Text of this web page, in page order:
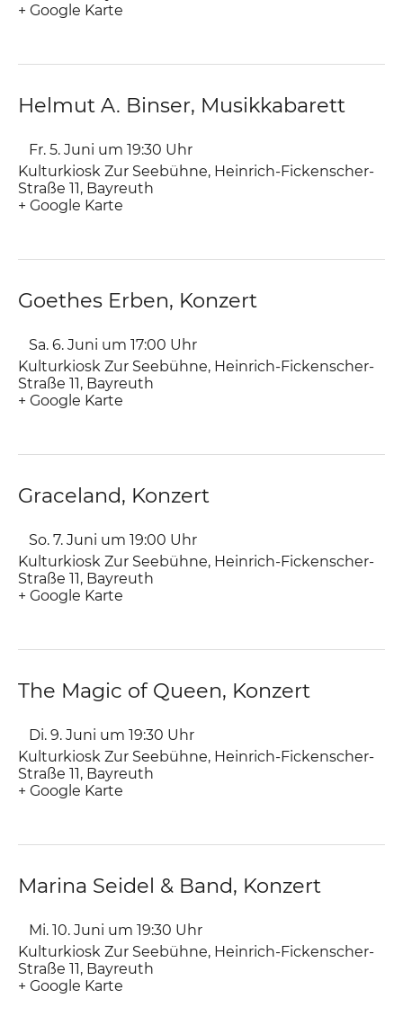
+ Google Karte
Helmut A. Binser, Musikkabarett
Fr. 5. Juni um 19:30 Uhr
Kulturkiosk Zur Seebühne, Heinrich-Fickenscher-
Straße 11 Bayreuth
+ Google Karte
Goethes Erben, Konzert
Sa. 6. Juni um 17:00 Uhr
Kulturkiosk Zur Seebühne, Heinrich-Fickenscher-
Straße 11 Bayreuth
+ Google Karte
Graceland, Konzert
So. 7. Juni um 19:00 Uhr
Kulturkiosk Zur Seebühne, Heinrich-Fickenscher-
Straße 11 Bayreuth
+ Google Karte
The Magic of Queen, Konzert
Di. 9. Juni um 19:30 Uhr
Kulturkiosk Zur Seebühne, Heinrich-Fickenscher-
Straße 11 Bayreuth
+ Google Karte
Marina Seidel & Band, Konzert
Mi. 10. Juni um 19:30 Uhr
Kulturkiosk Zur Seebühne, Heinrich-Fickenscher-
Straße 11 Bayreuth
+ Google Karte